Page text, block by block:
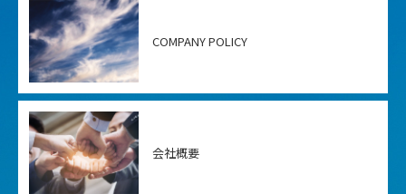
COMPANY POLICY
会社概要